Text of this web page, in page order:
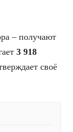
– получают
3 918
своё